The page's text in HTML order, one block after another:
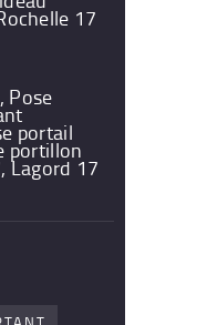
17
Pose
portail
portillon
Lagord 17